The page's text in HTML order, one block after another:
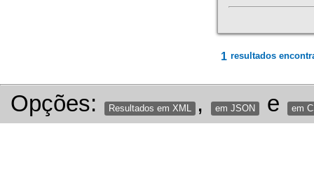
1 resultados
Opções: Resultados em XML , em JSON e em